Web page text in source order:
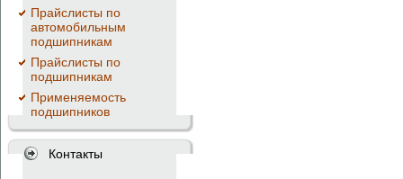
Прайслисты по
автомобильным
подшипникам
Прайслисты по
подшипникам
Применяемость
подшипников
Контакты